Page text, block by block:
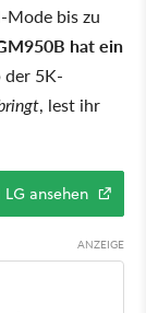
Mode bis zu
hat ein
der 5K-
, lest ihr
ansehen